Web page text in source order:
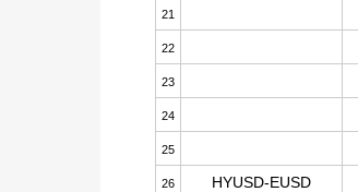
21
22
23
24
25
26 HYUSD-EUSD